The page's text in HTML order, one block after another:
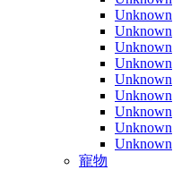
Unknown
Unknown
Unknown
Unknown
Unknown
Unknown
Unknown
Unknown
Unknown
寵物